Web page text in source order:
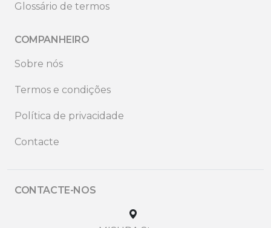
Glossário de termos
COMPANHEIRO
Sobre nós
Termos e condições
Política de privacidade
Contacte
CONTACTE-NOS